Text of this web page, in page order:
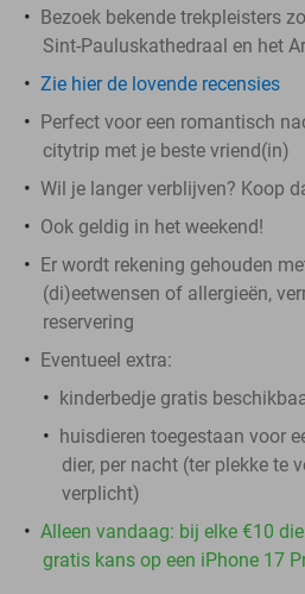
Bezoek bekende trekpleisters
Sint-Pauluskathedraal en het
Zie hier de lovende recensies
Perfect voor een romantisch
citytrip met je beste vriend(in)
Wil je langer verblijven? Koop
Ook geldig in het weekend!
Er wordt rekening gehouden
(di)eetwensen of allergieën,
reservering
Eventueel extra:
kinderbedje gratis
huisdieren toegestaan voor
dier, per nacht (ter plekke te
verplicht)
Alleen vandaag: bij elke €10
gratis kans op een iPhone 17